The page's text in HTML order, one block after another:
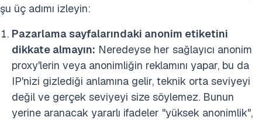
şu üç adımı izleyin:
Pazarlama sayfalarındaki anonim etiketini
dikkate almayın: Neredeyse her sağlayıcı anonim
proxy'lerin veya anonimliğin reklamını yapar, bu da
IP'nizi gizlediği anlamına gelir, teknik orta seviyeyi
değil ve gerçek seviyeyi size söylemez. Bunun
yerine aranacak yararlı ifadeler "yüksek anonimlik",